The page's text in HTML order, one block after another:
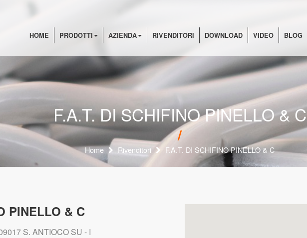
HOME PRODOTTI AZIENDA RIVENDITORI DOWNLOAD VIDEO BLOG
F.A.T. DI SCHIFINO PINELLO & C
Home Rivenditori F.A.T. DI SCHIFINO PINELLO & C
PINELLO & C
S. ANTIOCO SU - I